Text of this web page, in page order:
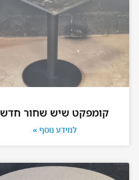
קומפקט שיש שחור חדש
למידע נוסף »